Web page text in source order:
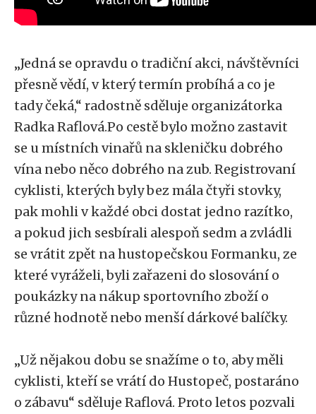
„Jedná se opravdu o tradiční akci, návštěvníci
přesně vědí, v který termín probíhá a co je
tady čeká,“ radostně sděluje organizátorka
Radka Raflová.Po cestě bylo možno zastavit
se u místních vinařů na skleničku dobrého
vína nebo něco dobrého na zub. Registrovaní
cyklisti, kterých byly bez mála čtyři stovky,
pak mohli v každé obci dostat jedno razítko,
a pokud jich sesbírali alespoň sedm a zvládli
se vrátit zpět na hustopečskou Formanku, ze
které vyráželi, byli zařazeni do slosování o
poukázky na nákup sportovního zboží o
různé hodnotě nebo menší dárkové balíčky.
„Už nějakou dobu se snažíme o to, aby měli
cyklisti, kteří se vrátí do Hustopeč, postaráno
o zábavu“ sděluje Raflová. Proto letos pozvali